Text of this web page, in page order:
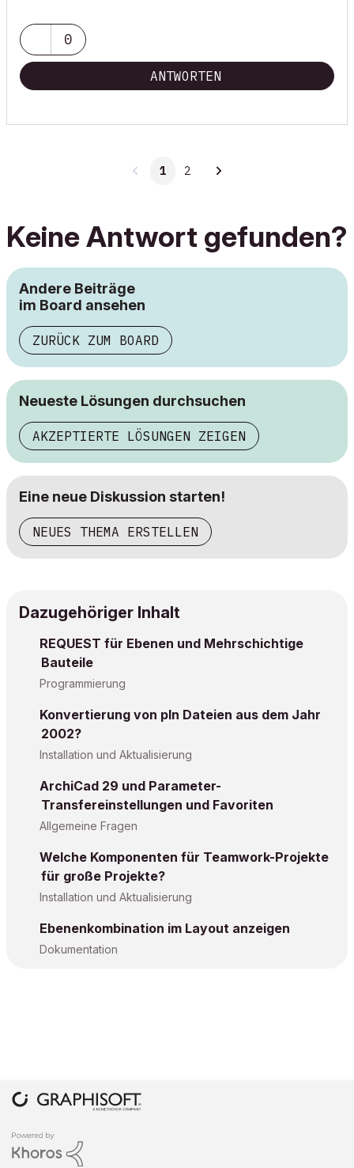
0
ANTWORTEN
1 2
Keine Antwort gefunden?
Andere Beiträge
im Board ansehen
ZURÜCK ZUM BOARD
Neueste Lösungen durchsuchen
AKZEPTIERTE LÖSUNGEN ZEIGEN
Eine neue Diskussion starten!
NEUES THEMA ERSTELLEN
Dazugehöriger Inhalt
REQUEST für Ebenen und Mehrschichtige
Bauteile
Programmierung
Konvertierung von pln Dateien aus dem Jahr
2002?
Installation und Aktualisierung
ArchiCad 29 und Parameter-
Transfereinstellungen und Favoriten
Allgemeine Fragen
Welche Komponenten für Teamwork-Projekte
für große Projekte?
Installation und Aktualisierung
Ebenenkombination im Layout anzeigen
Dokumentation